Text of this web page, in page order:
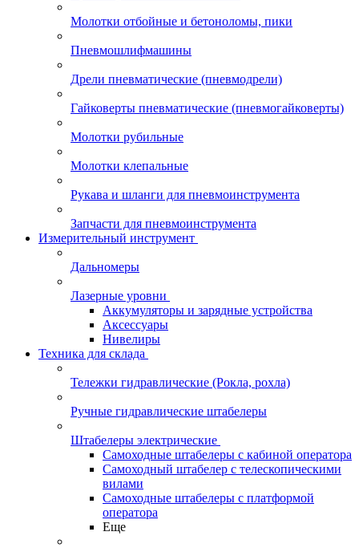
Молотки отбойные и бетоноломы, пики
Пневмошлифмашины
Дрели пневматические (пневмодрели)
Гайковерты пневматические (пневмогайковерты)
Молотки рубильные
Молотки клепальные
Рукава и шланги для пневмоинструмента
Запчасти для пневмоинструмента
Измерительный инструмент
Дальномеры
Лазерные уровни
Аккумуляторы и зарядные устройства
Аксессуары
Нивелиры
Техника для склада
Тележки гидравлические (Рокла, рохла)
Ручные гидравлические штабелеры
Штабелеры электрические
Самоходные штабелеры с кабиной оператора
Самоходный штабелер с телескопическими
вилами
Самоходные штабелеры с платформой
оператора
Еще